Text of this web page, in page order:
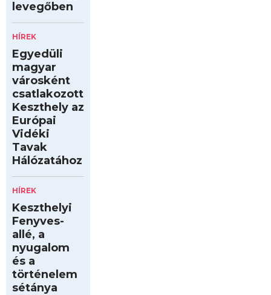
levegőben
HÍREK
Egyedüli
magyar
városként
csatlakozott
Keszthely az
Európai
Vidéki
Tavak
Hálózatához
HÍREK
Keszthelyi
Fenyves-
allé, a
nyugalom
és a
történelem
sétánya